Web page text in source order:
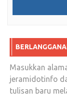
Masukkan
jeramidotinfo
tulisan baru